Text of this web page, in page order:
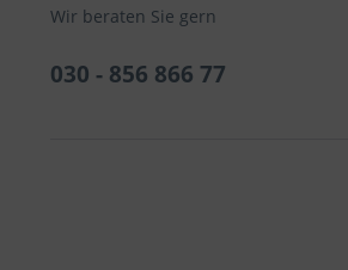
Wir beraten Sie gern
030 - 856 866 77